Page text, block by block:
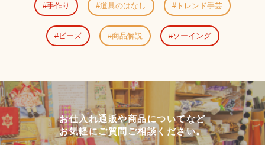
手作り 道具のはなし トレンド手芸
ビーズ 商品解説 ソーイング
お仕入れ通販や商品についてなど
お気軽にご質問ご相談ください。